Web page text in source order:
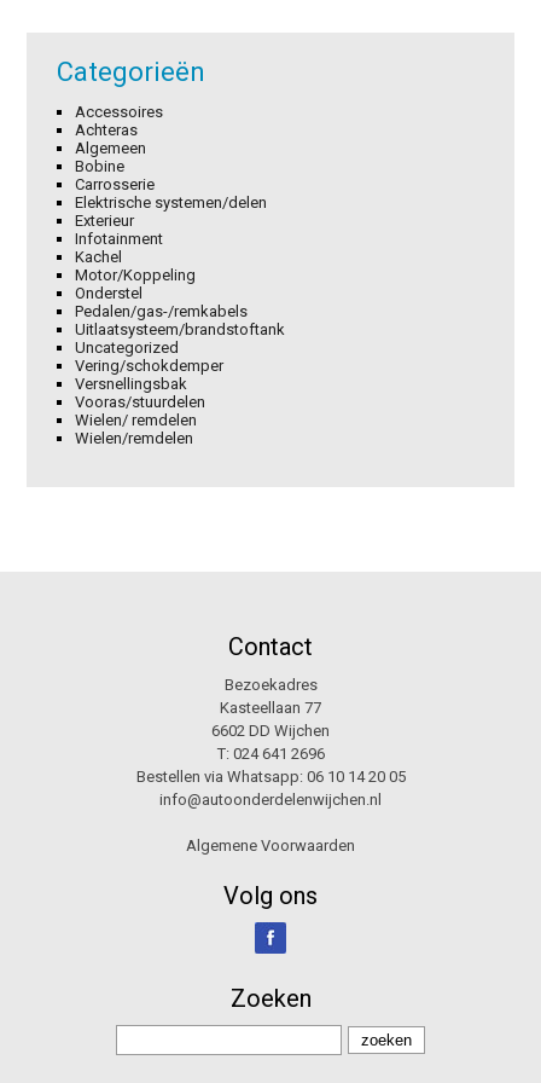
Categorieën
Accessoires
Achteras
Algemeen
Bobine
Carrosserie
Elektrische systemen/delen
Exterieur
Infotainment
Kachel
Motor/Koppeling
Onderstel
Pedalen/gas-/remkabels
Uitlaatsysteem/brandstoftank
Uncategorized
Vering/schokdemper
Versnellingsbak
Vooras/stuurdelen
Wielen/ remdelen
Wielen/remdelen
Contact
Bezoekadres
Kasteellaan 77
6602 DD Wijchen
T: 024 641 2696
Bestellen via Whatsapp: 06 10 14 20 05
info@autoonderdelenwijchen.nl
Algemene Voorwaarden
Volg ons
Zoeken